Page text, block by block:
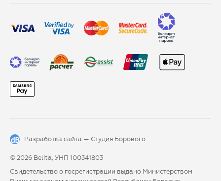
Разработка сайта — Студия Борового
© 2026 Belita, УНП 100341803
Свидетельство о госрегистрации выдано Министерством